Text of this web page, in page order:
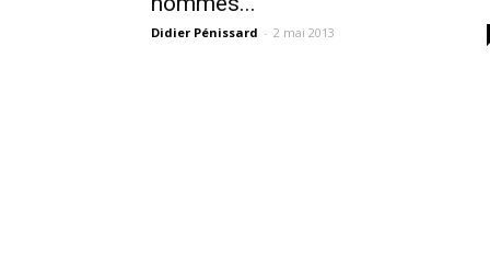
Didier Pénissard - 2 mai 2013